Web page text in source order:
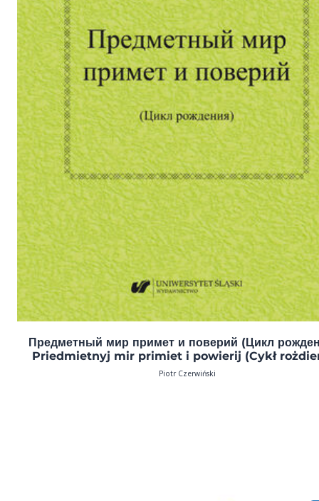
Предметный мир примет и поверий (Цикл
Priedmietnyj mir primiet i powierij (Cykł
Piotr Czerwiński